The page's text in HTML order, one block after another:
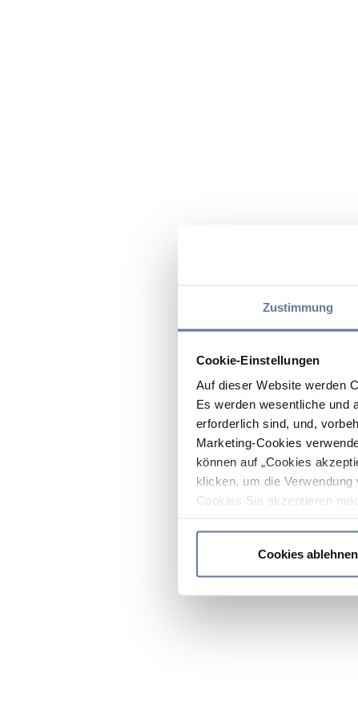
Zustimmung
Cookie-Einstellungen
Auf dieser Website werden
Es werden wesentliche und
erforderlich sind, und,
Marketing-Cookies
können auf „Cookies
klicken, um die
Cookies Sie akzeptieren
Cookies ablehnen